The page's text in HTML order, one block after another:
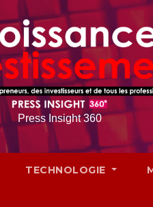
Press Insight 360
TECHNOLOGIE